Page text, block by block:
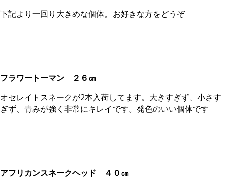
下記より一回り大きめな個体。お好きな方をどうぞ
フラワートーマン
２６㎝
オセレイトスネークが2本入荷してます。大きすぎず、小さす
ぎず、青みが強く非常にキレイです。発色のいい個体です
アフリカンスネークヘッド ４０㎝